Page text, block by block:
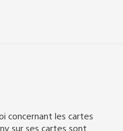
concernant les cartes
sur ses cartes sont